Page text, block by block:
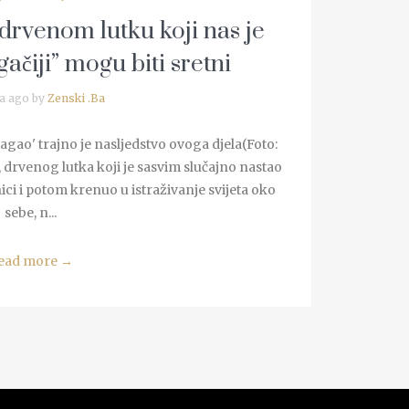
lutku koji nas je
mogu biti sretni
ago byZenski .Ba
trajno je nasljedstvo ovoga djela(Foto:
drvenog lutka koji je sasvim slučajno nastao
i potom krenuo u istraživanje svijeta oko
sebe, n...
more →